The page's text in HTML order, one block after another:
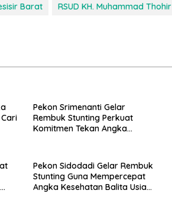
Barat RSUD KH. Muhammad Thohir
Pekon Srimenanti Gelar
Rembuk Stunting Perkuat
Komitmen Tekan Angka
Pekon Sidodadi Gelar Rembuk
Stunting Guna Mempercepat
Angka Kesehatan Balita Usia